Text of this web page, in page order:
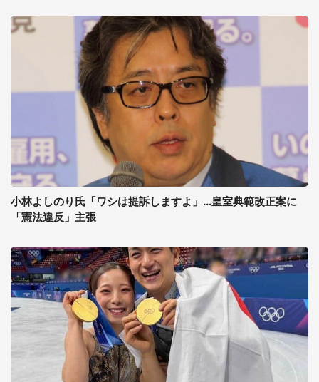
小林よしのり氏「ワシは提訴しますよ」...皇室典範改正案に
「憲法違反」主張